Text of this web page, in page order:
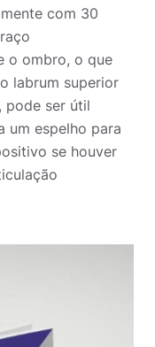
com 30
o ombro, o que
labrum superior
pode ser útil
um espelho para
se houver